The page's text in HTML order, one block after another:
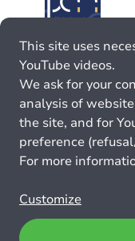
This site uses
YouTube videos.
We ask for your
analysis of
the site, and for
preference
For more
Customize